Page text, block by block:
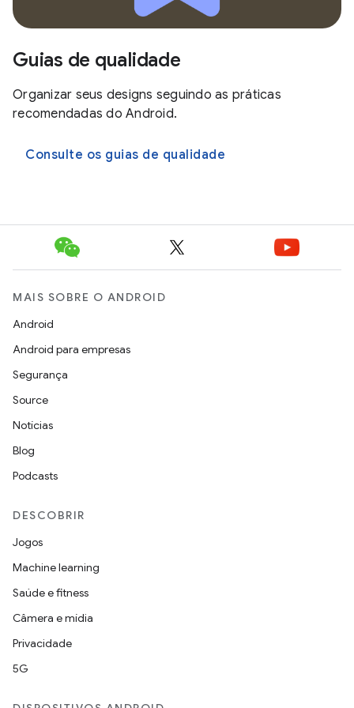
Guias de qualidade
Organizar seus designs seguindo as práticas
recomendadas do Android.
Consulte os guias de qualidade
MAIS SOBRE O ANDROID
Android
Android para empresas
Segurança
Source
Notícias
Blog
Podcasts
DESCOBRIR
Jogos
Machine learning
Saúde e fitness
Câmera e mídia
Privacidade
5G